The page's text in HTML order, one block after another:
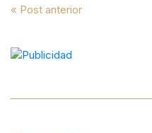
Navegación
de
entradas
« Post anterior